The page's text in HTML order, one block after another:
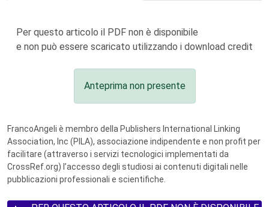
Per questo articolo il PDF non è disponibile
e non può essere scaricato utilizzando i download credit
Anteprima non presente
FrancoAngeli è membro della Publishers International Linking
Association, Inc (PILA), associazione indipendente e non profit per
facilitare (attraverso i servizi tecnologici implementati da
CrossRef.org) l’accesso degli studiosi ai contenuti digitali nelle
pubblicazioni professionali e scientifiche.